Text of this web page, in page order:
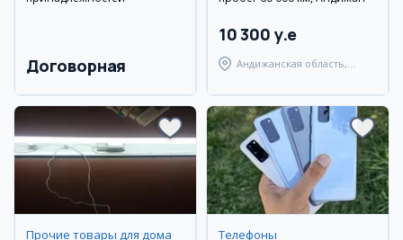
Договорная
10 300 y.e
Андижанская область,
Прочие товары для дома Телефоны